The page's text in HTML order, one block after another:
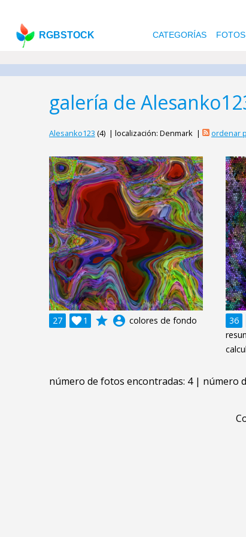
RGBSTOCK CATEGORÍAS
galería de
Alesanko123 (4) | localización: Denmark | ordenar
27 1
 grade account_circle colores de fondo 36
número de fotos encontradas: 4 | número